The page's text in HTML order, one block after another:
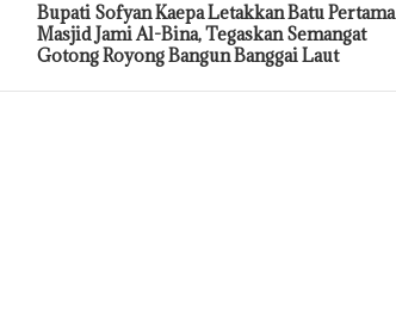
Bupati Sofyan Kaepa Letakkan Batu Pertama
Masjid Jami Al-Bina, Tegaskan Semangat
Gotong Royong Bangun Banggai Laut